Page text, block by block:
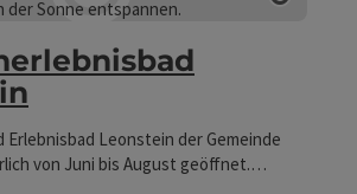
: Familienerlebnisbad Leonstein
Erlebnisbad Leonstein der Gemeinde
von Juni bis August geöffnet.